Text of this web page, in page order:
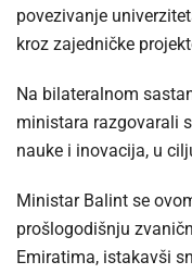
povezivanje
kroz zajedničke
Na bilateralnom
ministara razgovarali
nauke i inovacija, u
Ministar Balint se
prošlogodišnju
Emiratima, istakavši